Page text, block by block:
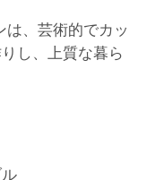
は、芸術的でカッ
し、上質な暮ら